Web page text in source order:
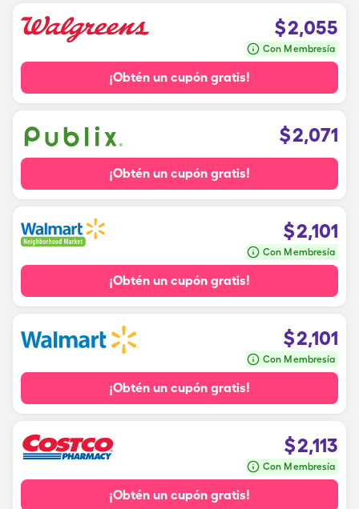
$2,055
Con Membresía
¡Obtén un cupón gratis!
$2,071
¡Obtén un cupón gratis!
$2,101
Con Membresía
¡Obtén un cupón gratis!
$2,101
Con Membresía
¡Obtén un cupón gratis!
$2,113
Con Membresía
¡Obtén un cupón gratis!